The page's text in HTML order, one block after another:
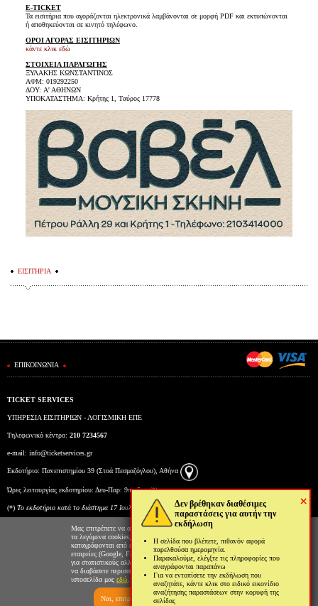
×
Δεν βρέθηκαν διαθέσιμες
παραστάσεις για αυτήν την
εκδήλωση
Η σελίδα που βλέπετε, πιθανόν αφορά
παρελθούσα ημερομηνία.
Παρακαλούμε, ελέγξτε τις πληροφορίες που
αναγράφονται παραπάνω
Για να εντοπίσετε την εκδήλωση που
αναζητάτε, κάντε κλικ στο ειδικό εικονίδιο
αναζήτησης παραστάσεων στην κορυφή της
σελίδας
E-TICKET
Τα εισιτήρια που αγοράζονται ηλεκτρονικά λαμβάνονται σε μορφή PDF και εκτυπώνονται
ή αποθηκεύονται σε κινητό τηλέφωνο.
ΟΡΟΙ ΑΓΟΡΑΣ ΕΙΣΙΤΗΡΙΩΝ
κάντε κλικ εδώ
ΣΤΟΙΧΕΙΑ ΠΑΡΑΓΩΓΗΣ
ΞΥΛΑΚΗΣ ΚΩΝΣΤΑΝΤΙΝΟΣ
AΦM: 019292250
ΔΟΥ: A' AΘHNΩN
YΠOKATAΣTHMA: Kρήτης 1, Tαύρος 17778
ΕΙΣΙΤΗΡΙΑ
ΕΠΙΚΟΙΝΩΝΙΑ
TICKET SERVICES
ΥΠΗΡΕΣΙΑ ΕΙΣΙΤΗΡΙΩΝ - ΛΟΓΙΣΜΙΚΗ ΕΠΕ
Τηλεφωνικό κέντρο: 210 7234567
e-mail: info@ticketservices.gr
Εκδοτήριο: Πανεπιστημίου 39 (Στοά Πεσμαζόγλου), Αθήνα
Ώρες λειτουργίας εκδοτηρίου: Δευ-Παρ: 9πμ-5μμ (*)
(*) To εκδοτήριο κατά το διάστημα 17 Ιουλίου έως και 6 Αυγούστου θα λειτουργεί Δευτέρα έως
Παρασκευή από τις 10:00 έως τις 15:00.Μας επιτρέπετε να αποθηκεύουμε στον φυλλομετρητή σας
τα λεγόμενα cookies; Με αυτόν τον τρόπο θα
καταγράφονται από εμάς και τρίτες συνεργαζόμενες
εταιρείες (Google, Facebook κτλ) στοιχεία επισκεψιμότητας
για στατιστικούς αλλά και διαφημιστικούς λόγους. Μπορείτε
να διαβάσετε περισσότερα για την χρήση cookies από την
ιστοσελίδα μας εδώ
Ναι, επιτρέπω Όχι, δεν επιτρέπω